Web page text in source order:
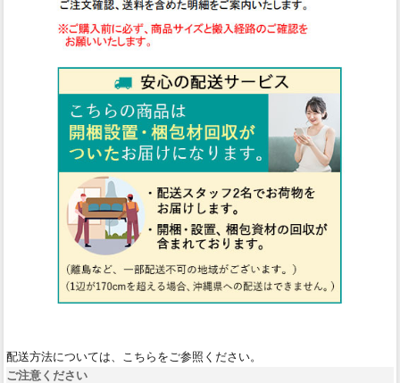
配送方法については、こちらをご参照ください。
ご注意ください